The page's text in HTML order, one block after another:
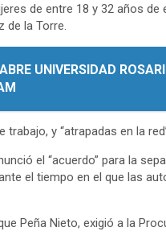
de entre 18 y 32 años de
de la Torre.
UNIVERSIDAD
y “atrapadas en la
el “acuerdo” para la
el tiempo en el que las
Peña Nieto, exigió a la